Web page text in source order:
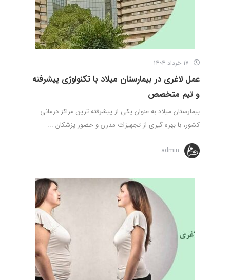
عمل لاغری در بیمارستان میلاد با تکنولوژی پیشرفته
و تیم متخصص
بیمارستان میلاد به عنوان یکی از پیشرفته ترین مراکز درمانی
کشور، با بهره گیری از تجهیزات مدرن و حضور پزشکان ...
admin